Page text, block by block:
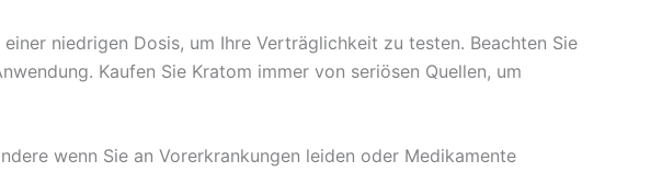
niedrigen Dosis, um Ihre Verträglichkeit zu testen. Beachten Sie
Kaufen Sie Kratom immer von seriösen Quellen, um
wenn Sie an Vorerkrankungen leiden oder Medikamente